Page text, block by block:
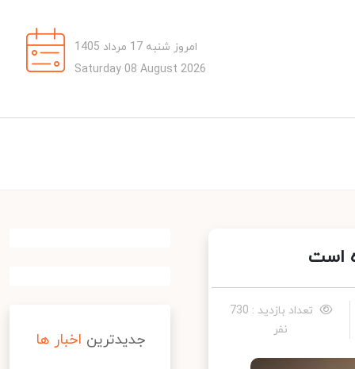
امروز شنبه 17 مرداد 1405
Saturday 08 August 2026
است
تعداد بازدید : 730
نفر
جدیدترین اخبار ها